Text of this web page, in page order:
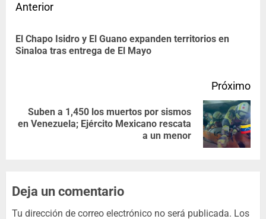
Anterior
El Chapo Isidro y El Guano expanden territorios en
Sinaloa tras entrega de El Mayo
Próximo
Suben a 1,450 los muertos por sismos
en Venezuela; Ejército Mexicano rescata
a un menor
Deja un comentario
Tu dirección de correo electrónico no será publicada. Los